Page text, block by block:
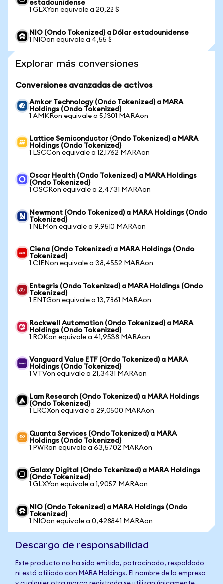
estadounidense
1 GLXYon equivale a 20,22 $
NIO (Ondo Tokenized) a Dólar estadounidense
1 NIOon equivale a 4,55 $
Explorar más conversiones
Conversiones avanzadas de activos
Amkor Technology (Ondo Tokenized) a MARA
Holdings (Ondo Tokenized)
1 AMKRon equivale a 5,1301 MARAon
Lattice Semiconductor (Ondo Tokenized) a MARA
Holdings (Ondo Tokenized)
1 LSCCon equivale a 12,1762 MARAon
Oscar Health (Ondo Tokenized) a MARA Holdings
(Ondo Tokenized)
1 OSCRon equivale a 2,4731 MARAon
Newmont (Ondo Tokenized) a MARA Holdings (Ondo
Tokenized)
1 NEMon equivale a 9,9510 MARAon
Ciena (Ondo Tokenized) a MARA Holdings (Ondo
Tokenized)
1 CIENon equivale a 38,4552 MARAon
Entegris (Ondo Tokenized) a MARA Holdings (Ondo
Tokenized)
1 ENTGon equivale a 13,7861 MARAon
Rockwell Automation (Ondo Tokenized) a MARA
Holdings (Ondo Tokenized)
1 ROKon equivale a 41,9538 MARAon
Vanguard Value ETF (Ondo Tokenized) a MARA
Holdings (Ondo Tokenized)
1 VTVon equivale a 21,3431 MARAon
Lam Research (Ondo Tokenized) a MARA Holdings
(Ondo Tokenized)
1 LRCXon equivale a 29,0500 MARAon
Quanta Services (Ondo Tokenized) a MARA
Holdings (Ondo Tokenized)
1 PWRon equivale a 63,5702 MARAon
Galaxy Digital (Ondo Tokenized) a MARA Holdings
(Ondo Tokenized)
1 GLXYon equivale a 1,9057 MARAon
NIO (Ondo Tokenized) a MARA Holdings (Ondo
Tokenized)
1 NIOon equivale a 0,428841 MARAon
Descargo de responsabilidad
Este producto no ha sido emitido, patrocinado, respaldado
ni está afiliado con MARA Holdings. El nombre de la empresa